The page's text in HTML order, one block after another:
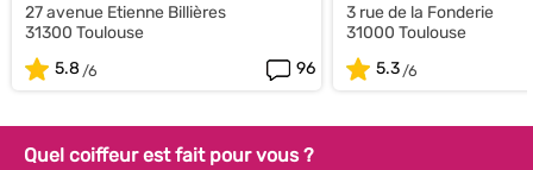
27 avenue Etienne Billières
31300 Toulouse
5.8
96
3 rue de la Fonderie
31000 Toulouse
5.3
Quel coiffeur est fait pour vous ?